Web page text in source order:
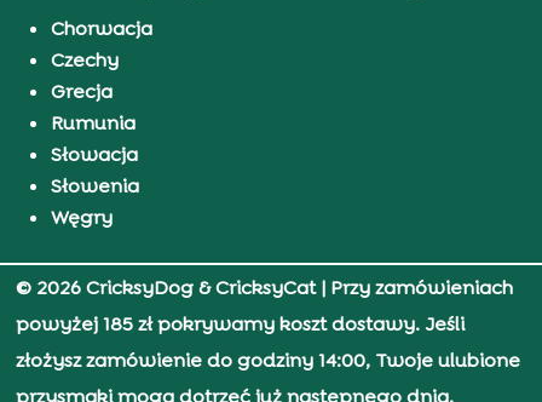
Chorwacja
Czechy
Grecja
Rumunia
Słowacja
Słowenia
Węgry
© 2026 CricksyDog & CricksyCat| Przy zamówieniach
powyżej 185 zł pokrywamy koszt dostawy. Jeśli
złożysz zamówienie do godziny 14:00, Twoje ulubione
przysmaki mogą dotrzeć już następnego dnia.